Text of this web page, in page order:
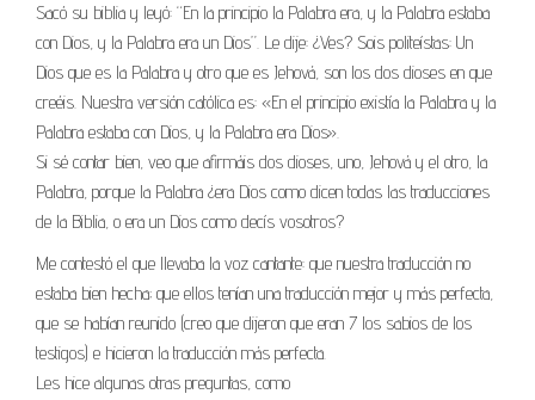
Sacó su biblia y leyó: “En la principio la Palabra era, y la Palabra estaba
con Dios, y la Palabra era un Dios”. Le dije: ¿Ves? Sois politeístas: Un
Dios que es la Palabra y otro que es Jehová, son los dos dioses en que
creéis. Nuestra versión católica es: «En el principio existía la Palabra y la
Palabra estaba con Dios, y la Palabra era Dios».
Si sé contar bien, veo que afirmáis dos dioses, uno, Jehová y el otro, la
Palabra, porque la Palabra ¿era Dios como dicen todas las traducciones
de la Biblia, o era un Dios como decís vosotros?
Me contestó el que llevaba la voz cantante: que nuestra traducción no
estaba bien hecha; que ellos tenían una traducción mejor y más perfecta,
que se habían reunido (creo que dijeron que eran 7 los sabios de los
testigos) e hicieron la traducción más perfecta.
Les hice algunas otras preguntas, como